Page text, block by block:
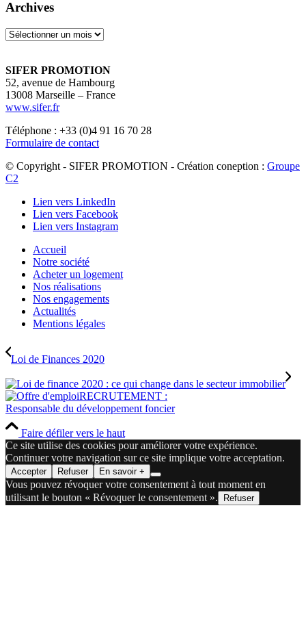
Archives
Archives
SIFER PROMOTION
52, avenue de Hambourg
13008 Marseille – France
www.sifer.fr
Téléphone : +33 (0)4 91 16 70 28
Formulaire de contact
© Copyright - SIFER PROMOTION - Création coneption : Groupe
C2
Lien vers LinkedIn
Lien vers Facebook
Lien vers Instagram
Accueil
Notre société
Acheter un logement
Nos réalisations
Nos engagements
Actualités
Mentions légales
Loi de Finances 2020
RECRUTEMENT :
Responsable du développement foncier
Faire défiler vers le haut
Ce site utilise des cookies pour améliorer votre expérience.
Continuer votre navigation sur ce site implique votre acceptation.
Accepter Refuser En savoir +
Vous pouvez révoquer votre consentement à tout moment en
utilisant le bouton « Révoquer le consentement ».
Refuser